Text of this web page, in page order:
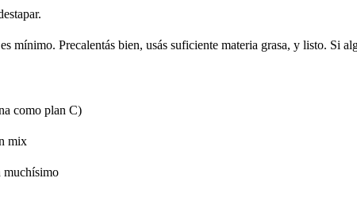
mínimo. Precalentás bien, usás suficiente materia grasa, y listo. Si
como plan C)
mix
muchísimo